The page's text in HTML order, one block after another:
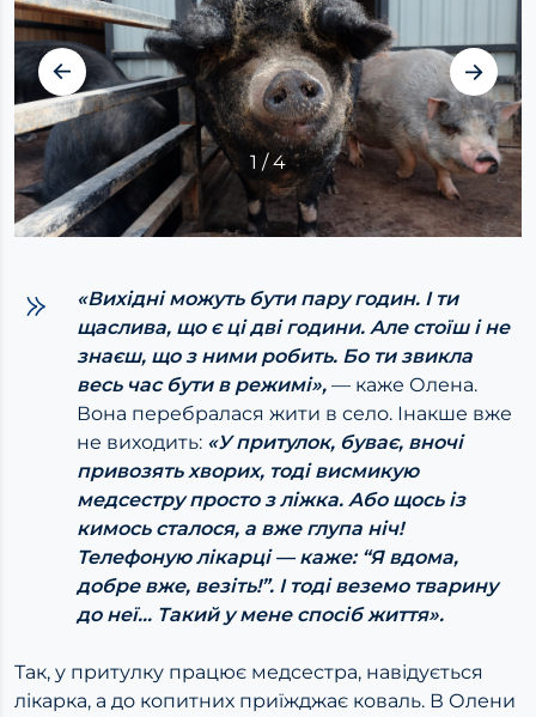
1 /4
«Вихідні можуть бути пару годин. І ти
щаслива, що є ці дві години. Але стоїш і не
знаєш, що з ними робить. Бо ти звикла
весь час бути в режимі», — каже Олена.
Вона перебралася жити в село. Інакше вже
не виходить: «У притулок, буває, вночі
привозять хворих, тоді висмикую
медсестру просто з ліжка. Або щось із
кимось сталося, а вже глупа ніч!
Телефоную лікарці — каже: “Я вдома,
добре вже, везіть!”. І тоді веземо тварину
до неї… Такий у мене спосіб життя».
Так, у притулку працює медсестра, навідується
лікарка, а до копитних приїжджає коваль. В Олени